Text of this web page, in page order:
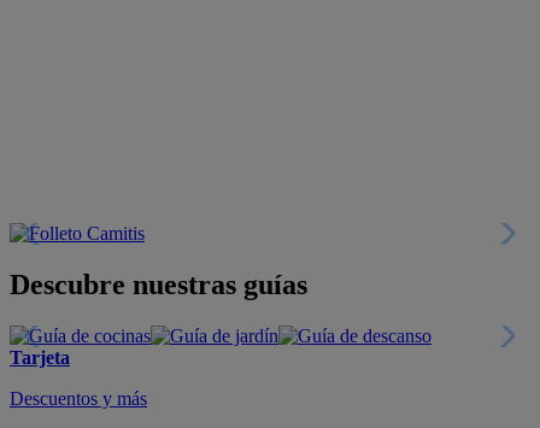
Descubre nuestras guías
Tarjeta
Descuentos y más